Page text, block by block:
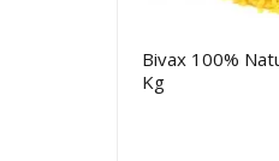
Bivax 100%
Kg